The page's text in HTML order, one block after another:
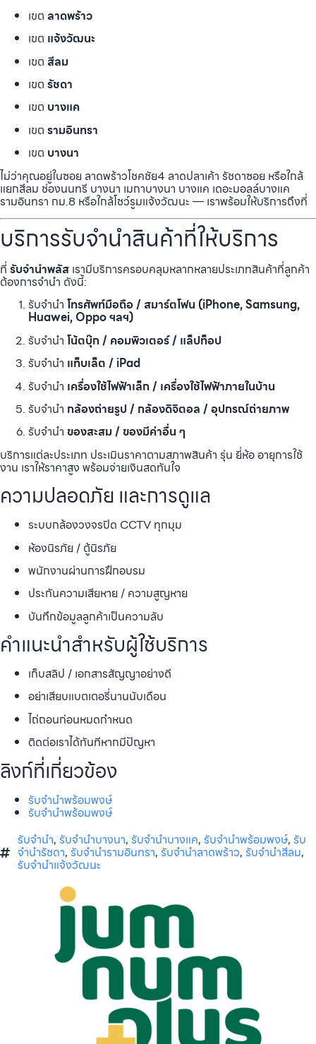
เขต ลาดพร้าว
เขต แจ้งวัฒนะ
เขต สีลม
เขต รัชดา
เขต บางแค
เขต รามอินทรา
เขต บางนา
ไม่ว่าคุณอยู่ในซอย ลาดพร้าวโชคชัย4 ลาดปลาเค้า รัชดาซอย หรือใกล้
แยกสีลม ช่องนนทรี บางนา เมกาบางนา บางแค เดอะมอลล์บางแค
รามอินทรา กม.8 หรือใกล้โชว์รูมแจ้งวัฒนะ — เราพร้อมให้บริการถึงที่
บริการรับจำนำสินค้าที่ให้บริการ
ที่ รับจำนำพลัส เรามีบริการครอบคลุมหลากหลายประเภทสินค้าที่ลูกค้า
ต้องการจำนำ ดังนี้:
รับจำนำ โทรศัพท์มือถือ / สมาร์ตโฟน (iPhone, Samsung,
Huawei, Oppo ฯลฯ)
รับจำนำ โน้ตบุ๊ก / คอมพิวเตอร์ / แล็ปท็อป
รับจำนำ แท็บเล็ต / iPad
รับจำนำ เครื่องใช้ไฟฟ้าเล็ก / เครื่องใช้ไฟฟ้าภายในบ้าน
รับจำนำ กล้องถ่ายรูป / กล้องดิจิตอล / อุปกรณ์ถ่ายภาพ
รับจำนำ ของสะสม / ของมีค่าอื่น ๆ
บริการแต่ละประเภท ประเมินราคาตามสภาพสินค้า รุ่น ยี่ห้อ อายุการใช้
งาน เราให้ราคาสูง พร้อมจ่ายเงินสดทันใจ
ความปลอดภัย และการดูแล
ระบบกล้องวงจรปิด CCTV ทุกมุม
ห้องนิรภัย / ตู้นิรภัย
พนักงานผ่านการฝึกอบรม
ประกันความเสียหาย / ความสูญหาย
บันทึกข้อมูลลูกค้าเป็นความลับ
คำแนะนำสำหรับผู้ใช้บริการ
เก็บสลิป / เอกสารสัญญาอย่างดี
อย่าเสียบแบตเตอรี่นานนับเดือน
ไถ่ถอนก่อนหมดกำหนด
ติดต่อเราได้ทันทีหากมีปัญหา
ลิงก์ที่เกี่ยวข้อง
รับจำนำพร้อมพงษ์
รับจำนำพร้อมพงษ์
รับจำนำ, รับจำนำบางนา, รับจำนำบางแค, รับจำนำพร้อมพงษ์, รับ
จำนำรัชดา, รับจำนำรามอินทรา, รับจำนำลาดพร้าว, รับจำนำสีลม,
รับจำนำแจ้งวัฒนะ